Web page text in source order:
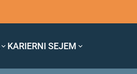
KARIERNI SEJEM